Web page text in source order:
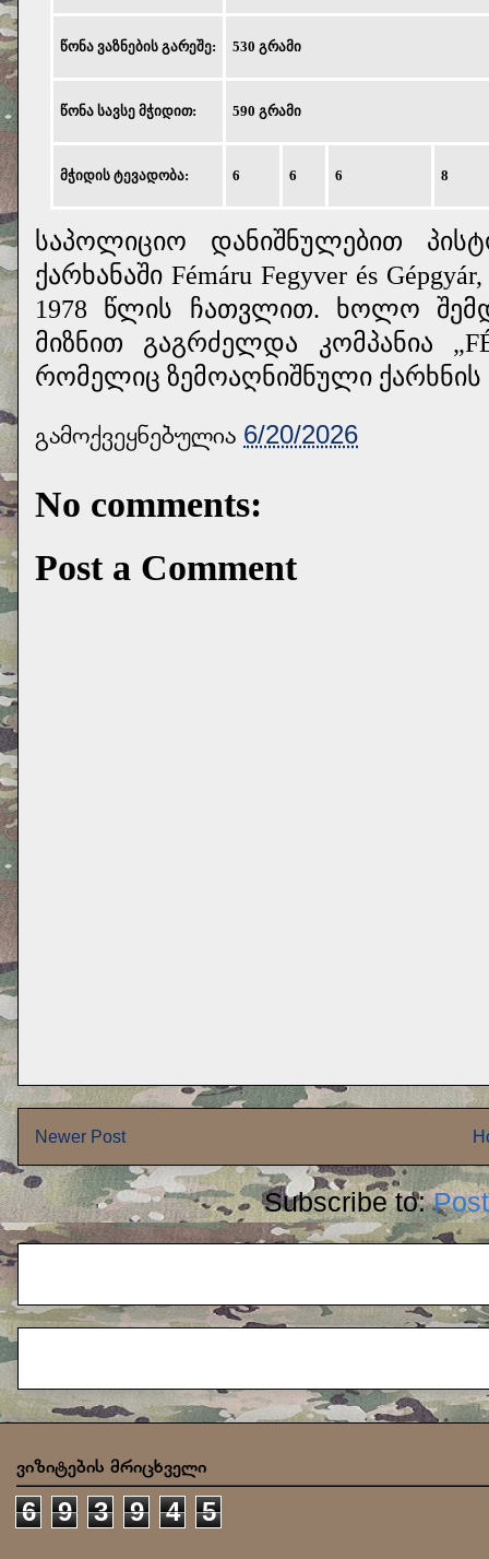
წონა ვაზნების გარეშე: 530 გრამი
წონა სავსე მჭიდით: 590 გრამი
მჭიდის ტევადობა: 6 6 6 8
საპოლიციო დანიშნულებით
ქარხანაში Fémáru Fegyver és
1978 წლის ჩათვლით. ხოლო
მიზნით გაგრძელდა კომპანია
რომელიც ზემოაღნიშნული
გამოქვეყნებულია 6/20/2026
No comments:
Post a Comment
Newer Post
Subscribe to:
ვიზიტების მრიცხველი
6 9 3 9 4 5